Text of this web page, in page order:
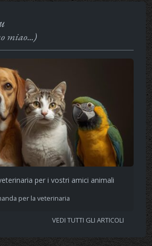
miao...)
per i vostri amici animali
per la veterinaria
VEDI TUTTI GLI ARTICOLI